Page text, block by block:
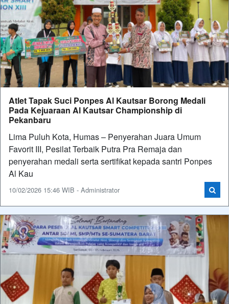
Atlet Tapak Suci Ponpes Al Kautsar Borong Medali
Pada Kejuaraan Al Kautsar Championship di
Pekanbaru
Lima Puluh Kota, Humas – Penyerahan Juara Umum
Favorit III, Pesilat Terbaik Putra Pra Remaja dan
penyerahan medali serta sertifikat kepada santri Ponpes
Al Kau
10/02/2026 15:46 WIB - Administrator